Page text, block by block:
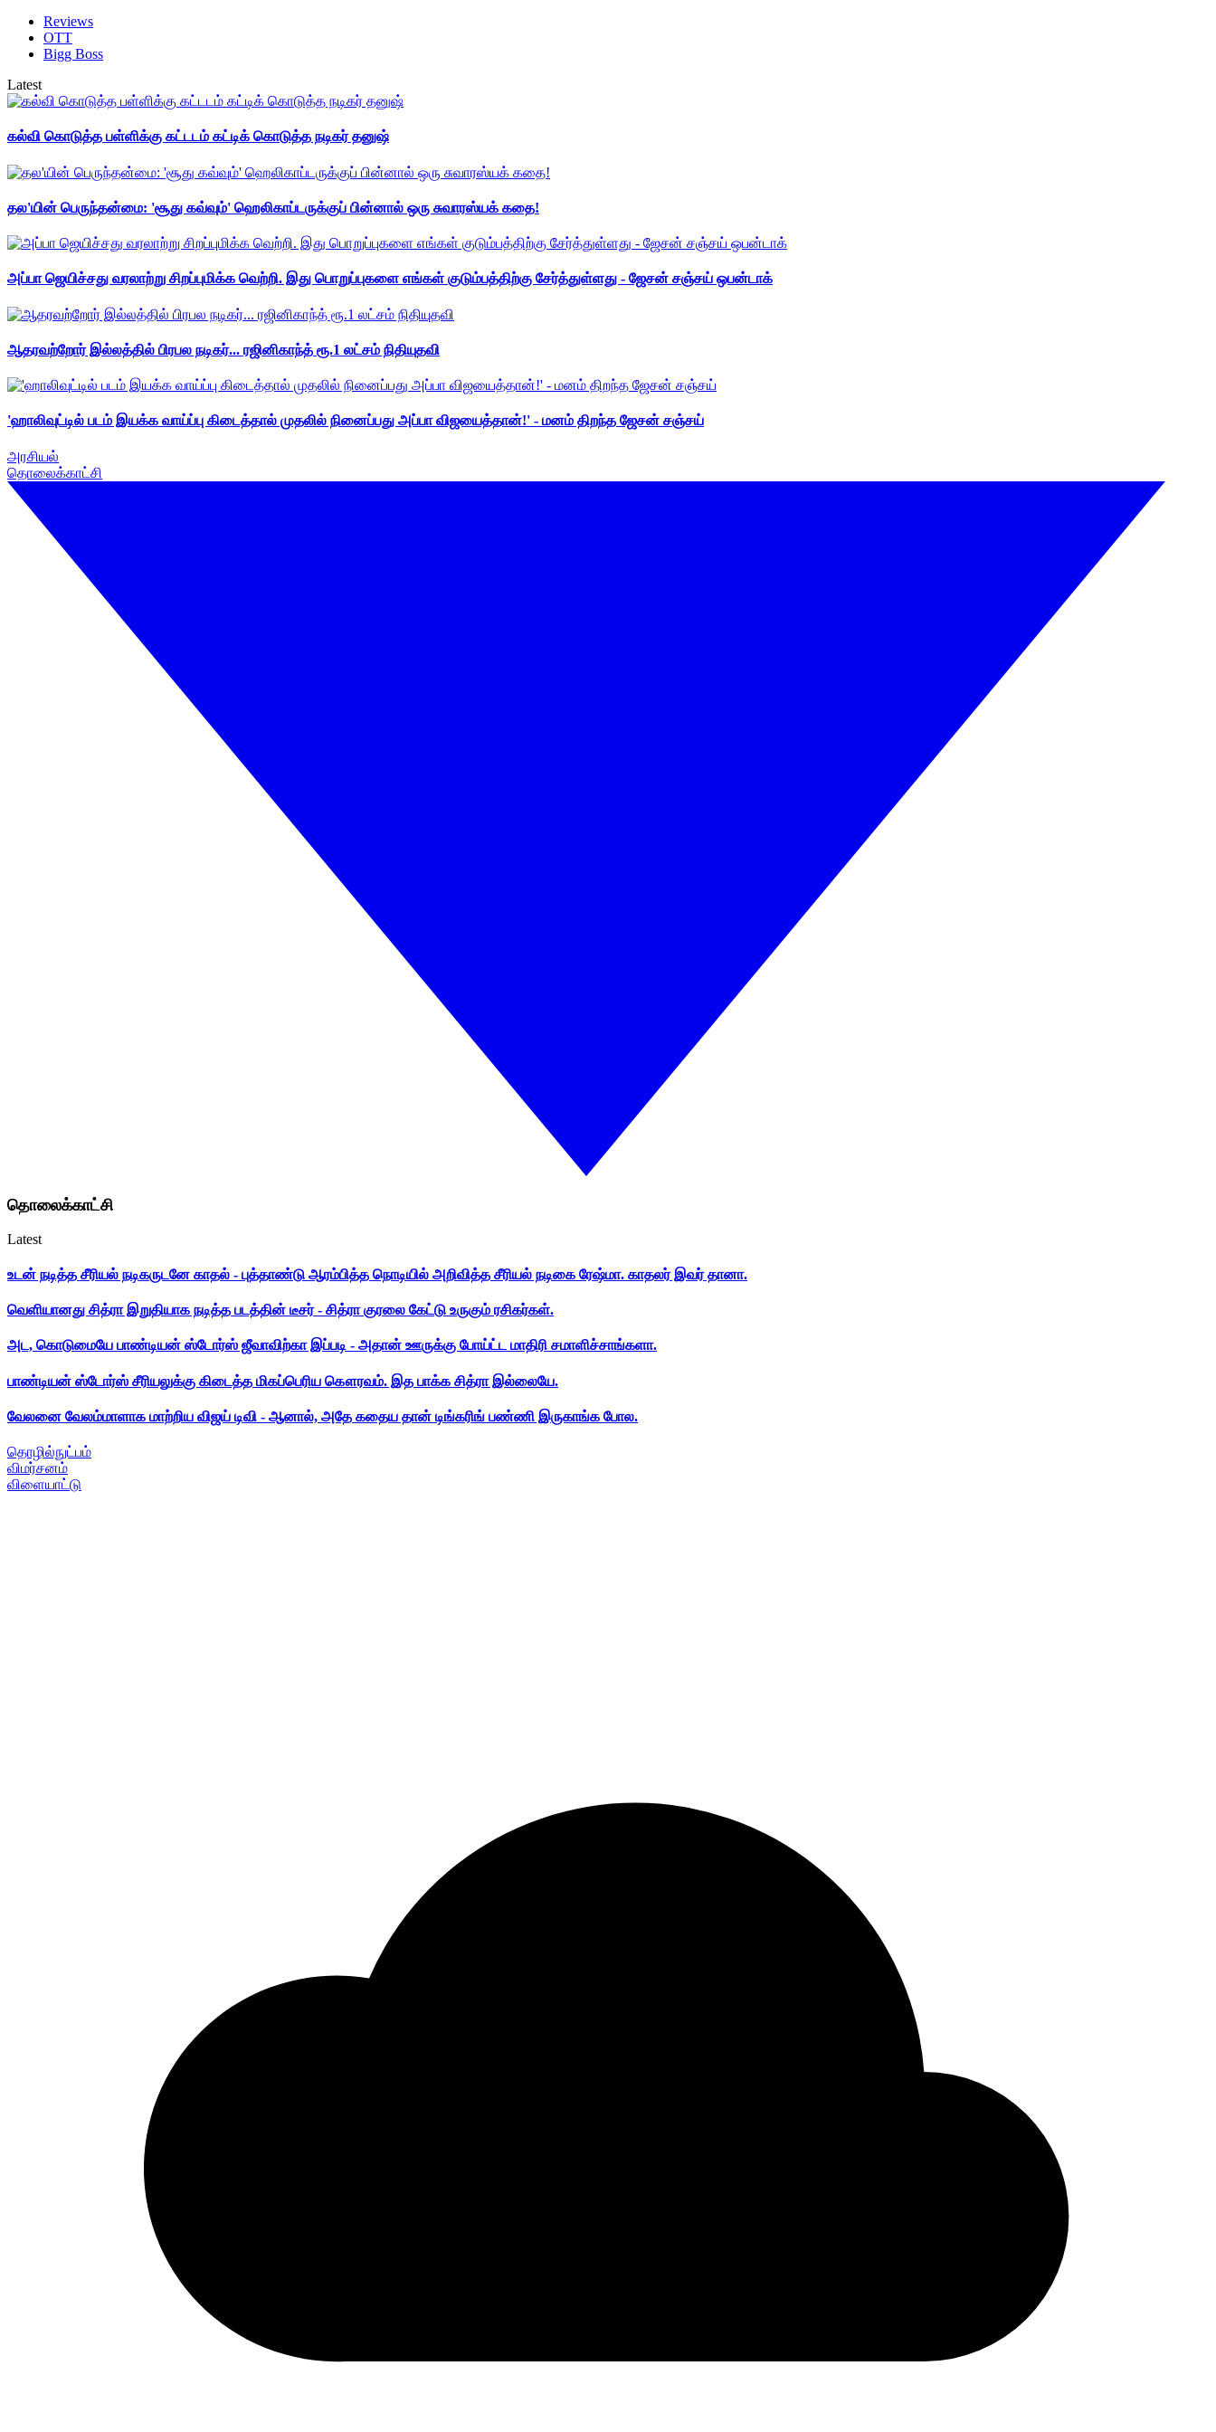
Reviews
OTT
Bigg Boss
Latest
கல்வி கொடுத்த பள்ளிக்கு கட்டடம் கட்டிக் கொடுத்த நடிகர் தனுஷ்
தல'யின் பெருந்தன்மை: 'சூது கவ்வும்' ஹெலிகாப்டருக்குப் பின்னால் ஒரு சுவாரஸ்யக் கதை!
அப்பா ஜெயிச்சது வரலாற்று சிறப்புமிக்க வெற்றி. இது பொறுப்புகளை எங்கள் குடும்பத்திற்கு சேர்த்துள்ளது - ஜேசன் சஞ்சய் ஒபன்டாக்
ஆதரவற்றோர் இல்லத்தில் பிரபல நடிகர்... ரஜினிகாந்த் ரூ.1 லட்சம் நிதியுதவி
'ஹாலிவுட்டில் படம் இயக்க வாய்ப்பு கிடைத்தால் முதலில் நினைப்பது அப்பா விஜயைத்தான்!' - மனம் திறந்த ஜேசன் சஞ்சய்
அரசியல்
தொலைக்காட்சி
தொலைக்காட்சி
Latest
உடன் நடித்த சீரியல் நடிகருடனே காதல் - புத்தாண்டு ஆரம்பித்த நொடியில் அறிவித்த சீரியல் நடிகை ரேஷ்மா. காதலர் இவர் தானா.
வெளியானது சித்ரா இறுதியாக நடித்த படத்தின் டீசர் - சித்ரா குரலை கேட்டு உருகும் ரசிகர்கள்.
அட, கொடுமையே பாண்டியன் ஸ்டோர்ஸ் ஜீவாவிற்கா இப்படி - அதான் ஊருக்கு போய்ட்ட மாதிரி சமாளிச்சாங்களா.
பாண்டியன் ஸ்டோர்ஸ் சீரியலுக்கு கிடைத்த மிகப்பெரிய கௌரவம். இத பாக்க சித்ரா இல்லையே.
வேலனை வேலம்மாளாக மாற்றிய விஜய் டிவி - ஆனால், அதே கதைய தான் டிங்கரிங் பண்ணி இருகாங்க போல.
தொழில்நுட்பம்
விமர்சனம்
விளையாட்டு